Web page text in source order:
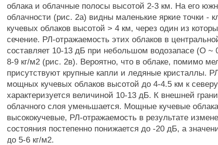
облака и облачные полосы высотой 2-3 км. На его
облачности (рис. 2а) видны маленькие яркие точки -
кучевых облаков высотой > 4 км, через один из
сечение. РЛ-отражаемость этих облаков в
составляет 10-13 дБ при небольшом водозапасе (О ~
8-9 кг/м2 (рис. 2в). Вероятно, что в облаке, помимо
присутствуют крупные капли и ледяные кристаллы.
мощных кучевых облаков высотой до 4-4.5 км к северу
характеризуется величиной 10-13 дБ. К внешней
облачного слоя уменьшается. Мощные кучевые
высококучевые, РЛ-отражаемость в результате
состояния постепенно понижается до -20 дБ, а
до 5-6 кг/м2.